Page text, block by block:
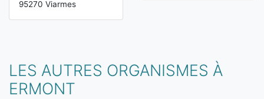
95270 Viarmes
LES AUTRES ORGANISMES À
ERMONT